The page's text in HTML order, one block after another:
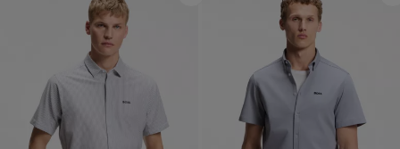
Accedi / Registrati
Preferito (
Articoli)